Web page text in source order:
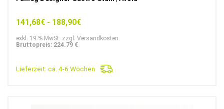
141,68€ - 188,90€
exkl. 19 % MwSt. zzgl. Versandkosten
Bruttopreis: 224.79 €
Lieferzeit: ca. 4-6 Wochen